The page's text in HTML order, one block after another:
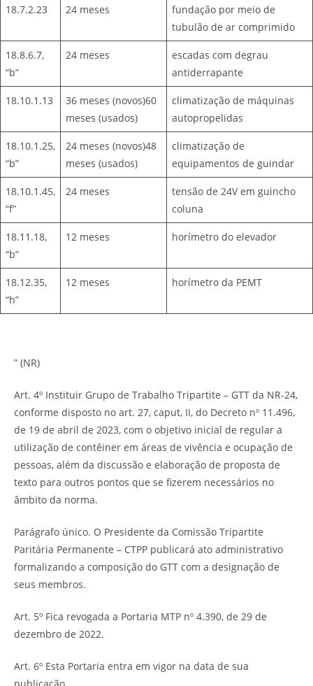
18.7.2.23 24 meses
fundação por meio de
tubulão de ar comprimido
18.8.6.7,
“b”
24 meses
escadas com degrau
antiderrapante
18.10.1.13
36 meses (novos)60
meses (usados)
climatização de máquinas
autopropelidas
18.10.1.25,
“b”
24 meses (novos)48
meses (usados)
climatização de
equipamentos de guindar
18.10.1.45,
“f”
24 meses
tensão de 24V em guincho
coluna
18.11.18,
“b”
12 meses horímetro do elevador
18.12.35,
“h”
12 meses horímetro da PEMT
” (NR)
Art. 4º Instituir Grupo de Trabalho Tripartite – GTT da NR-24,
conforme disposto no art. 27, caput, II, do Decreto nº 11.496,
de 19 de abril de 2023, com o objetivo inicial de regular a
utilização de contêiner em áreas de vivência e ocupação de
pessoas, além da discussão e elaboração de proposta de
texto para outros pontos que se fizerem necessários no
âmbito da norma.
Parágrafo único. O Presidente da Comissão Tripartite
Paritária Permanente – CTPP publicará ato administrativo
formalizando a composição do GTT com a designação de
seus membros.
Art. 5º Fica revogada a Portaria MTP nº 4.390, de 29 de
dezembro de 2022.
Art. 6º Esta Portaria entra em vigor na data de sua